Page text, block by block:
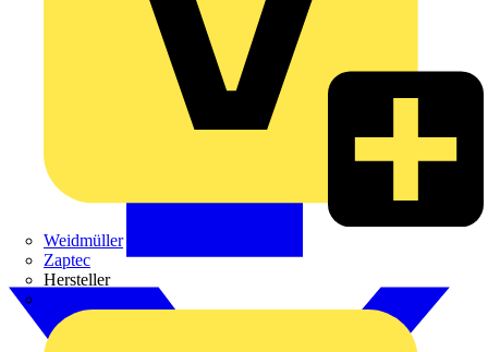
Weidmüller
Zaptec
Hersteller